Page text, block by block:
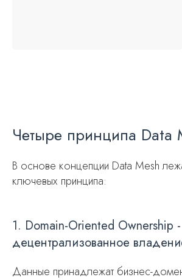
Четыре принципа Data
В основе концепции Data Mesh
ключевых принципа:
1. Domain-Oriented Ownership -
децентрализованное
Данные принадлежат бизнес-